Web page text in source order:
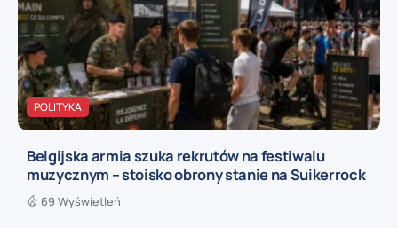
POLITYKA
Belgijska armia szuka rekrutów na festiwalu
muzycznym – stoisko obrony stanie na Suikerrock
69 Wyświetleń